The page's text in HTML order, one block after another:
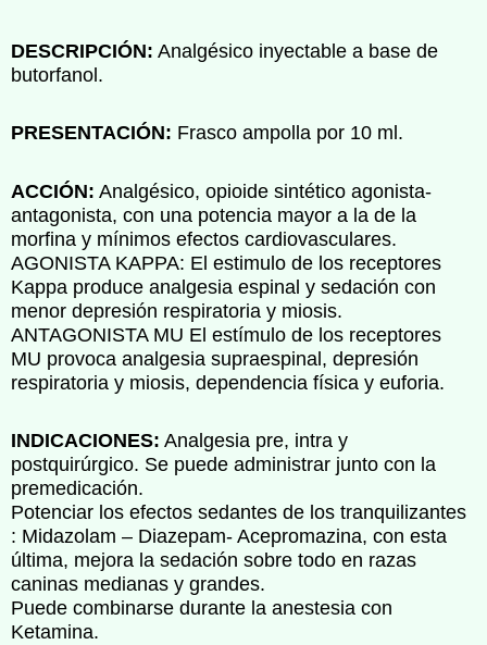
DESCRIPCIÓN: Analgésico inyectable a base de
butorfanol.
PRESENTACIÓN: Frasco ampolla por 10 ml.
ACCIÓN: Analgésico, opioide sintético agonista-
antagonista, con una potencia mayor a la de la
morfina y mínimos efectos cardiovasculares.
AGONISTA KAPPA: El estimulo de los receptores
Kappa produce analgesia espinal y sedación con
menor depresión respiratoria y miosis.
ANTAGONISTA MU El estímulo de los receptores
MU provoca analgesia supraespinal, depresión
respiratoria y miosis, dependencia física y euforia.
INDICACIONES: Analgesia pre, intra y
postquirúrgico. Se puede administrar junto con la
premedicación.
Potenciar los efectos sedantes de los tranquilizantes
: Midazolam – Diazepam- Acepromazina, con esta
última, mejora la sedación sobre todo en razas
caninas medianas y grandes.
Puede combinarse durante la anestesia con
Ketamina.